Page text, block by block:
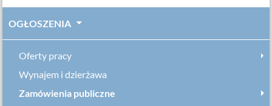
OGŁOSZENIA
Oferty pracy
Wynajem i dzierżawa
Zamówienia publiczne